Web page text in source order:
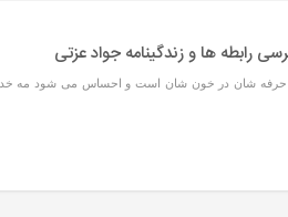
رابطه ها و زندگینامه جواد عزتی
حرفه شان در خون شان است و احساس می شود مه